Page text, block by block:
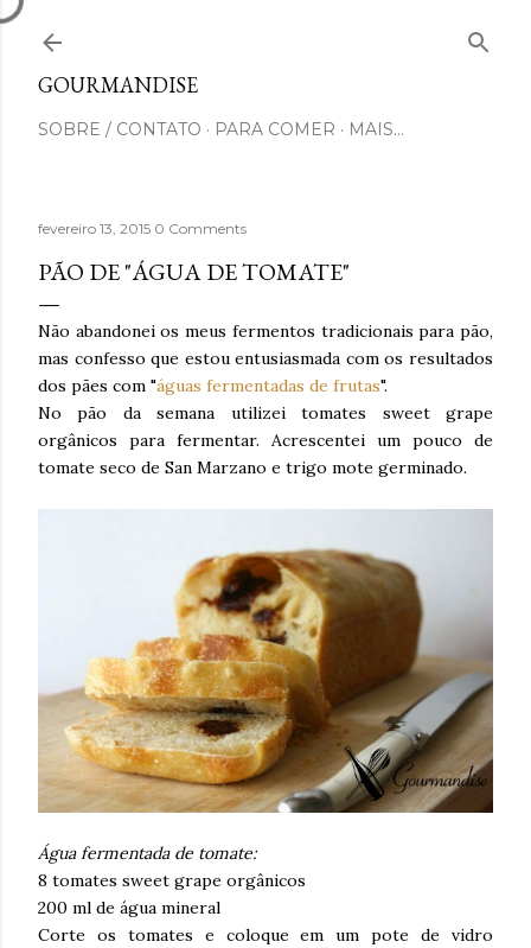
GOURMANDISE
SOBRE / CONTATO PARA COMER MAIS…
fevereiro 13, 2015 0 Comments
PÃO DE "ÁGUA DE TOMATE"
Não abandonei os meus fermentos tradicionais para pão,
mas confesso que estou entusiasmada com os resultados
dos pães com "águas fermentadas de frutas".
No pão da semana utilizei tomates sweet grape
orgânicos para fermentar. Acrescentei um pouco de
tomate seco de San Marzano e trigo mote germinado.
Água fermentada de tomate:
8 tomates sweet grape orgânicos
200 ml de água mineral
Corte os tomates e coloque em um pote de vidro